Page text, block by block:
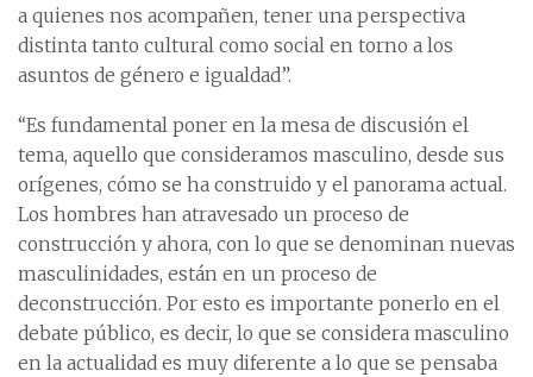
a quienes nos acompañen, tener una perspectiva
distinta tanto cultural como social en torno a los
asuntos de género e igualdad”.
“Es fundamental poner en la mesa de discusión el
tema, aquello que consideramos masculino, desde sus
orígenes, cómo se ha construido y el panorama actual.
Los hombres han atravesado un proceso de
construcción y ahora, con lo que se denominan nuevas
masculinidades, están en un proceso de
deconstrucción. Por esto es importante ponerlo en el
debate público, es decir, lo que se considera masculino
en la actualidad es muy diferente a lo que se pensaba